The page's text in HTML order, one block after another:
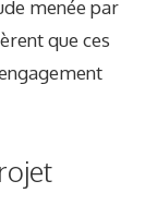
menée par
que ces